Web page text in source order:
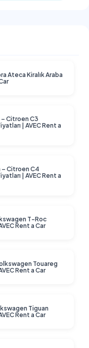
Ateca Kiralık Araba
– Citroen C3
| AVEC Rent a
– Citroen C4
| AVEC Rent a
T-Roc
Rent a Car
Touareg
Rent a Car
Tiguan
Rent a Car